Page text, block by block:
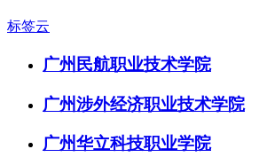
标签云
广州民航职业技术学院
广州涉外经济职业技术学院
广州华立科技职业学院